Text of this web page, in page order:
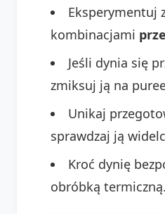
Eksperymentuj
kombinacjami
Jeśli dynia się
zmiksuj ją na
Unikaj
sprawdzaj ją
Kroć dynię
obróbką termiczną.